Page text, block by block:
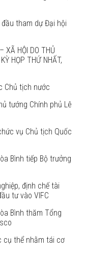
đầu tham dự Đại hội
XÃ HỘI DO THỦ
HỌP THỨ NHẤT,
Chủ tịch nước
tướng Chính phủ Lê
vụ Chủ tịch Quốc
Bình tiếp Bộ trưởng
định chế tài
tư vào VIFC
Bình thăm Tổng
cụ thể nhằm tái cơ